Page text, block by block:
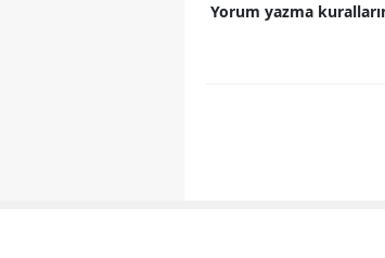
Yorum yazma